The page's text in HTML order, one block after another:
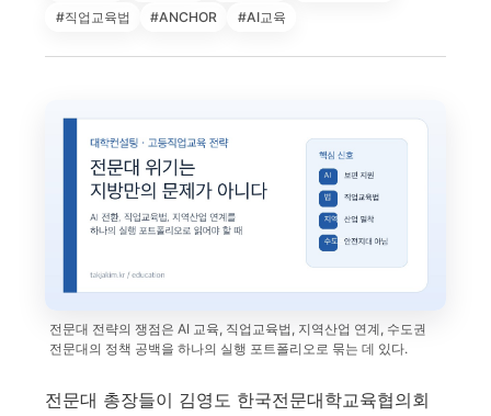
#직업교육법
#ANCHOR #AI교육
전문대 전략의 쟁점은 AI 교육, 직업교육법, 지역산업 연계, 수도권
전문대의 정책 공백을 하나의 실행 포트폴리오로 묶는 데 있다.
전문대 총장들이 김영도 한국전문대학교육협의회